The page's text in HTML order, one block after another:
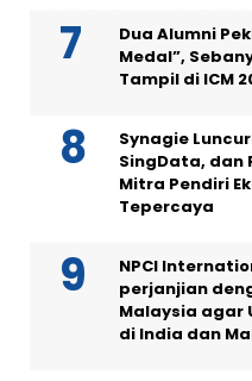
Dua Alumni
Medal”,
Tampil di ICM
Synagie
SingData, dan
Mitra Pendiri
Tepercaya
NPCI
perjanjian
Malaysia agar
di India dan